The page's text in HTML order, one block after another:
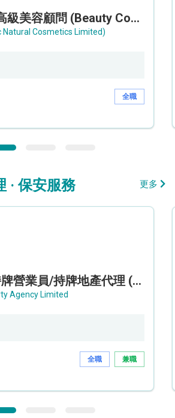
美容顧問 / 高級美容顧問 (Beauty Consultant / Senior Beauty Consultant)
Natural Cosmetics Limited)
全職
· 保安服務 更多
全職/兼職持牌營業員/持牌地產代理 (長沙灣/將軍澳/油塘)
Agency Limited
全職 兼職